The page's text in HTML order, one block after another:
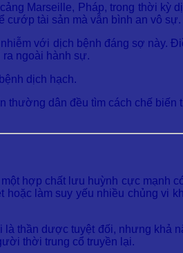
Marseille, Pháp, trong thời kỳ
cướp tài sản mà vẫn bình an vô sự.
với dịch bệnh đáng sợ này.
ngoài hành sự.
dịch hạch.
dân đều tìm cách chế
hợp chất lưu huỳnh cực mạnh
làm suy yếu nhiều chủng vi
thần dược tuyệt đối, nhưng khả
thời trung cổ truyền lại.